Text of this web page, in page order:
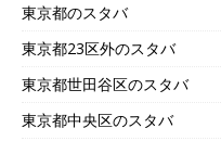
東京都のスタバ
東京都23区外のスタバ
東京都世田谷区のスタバ
東京都中央区のスタバ